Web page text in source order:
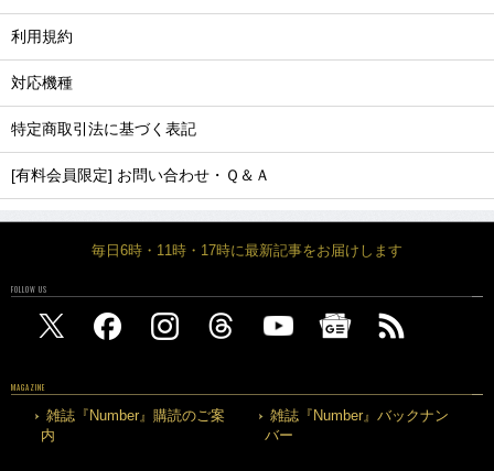
利用規約
対応機種
特定商取引法に基づく表記
[有料会員限定] お問い合わせ・Ｑ＆Ａ
毎日6時・11時・17時に最新記事をお届けします
FOLLOW US
MAGAZINE
雑誌『Number』購読のご案
内
雑誌『Number』バックナン
バー